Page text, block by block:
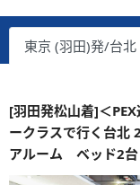
東京 (羽田)発/台北
[羽田発松山着]＜
ークラスで行く台北
アルーム ベッド2台